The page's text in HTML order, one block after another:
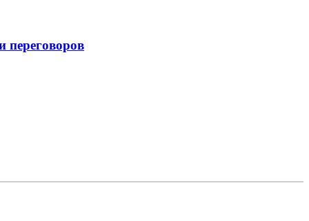
переговоров